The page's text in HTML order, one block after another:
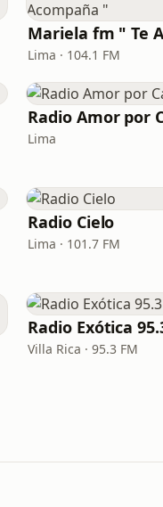
Lima · 104.1 FM
Lima
Radio Cielo
Lima · 101.7 FM
Villa Rica · 95.3 FM